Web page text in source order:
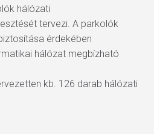
hálózati
tervezi. A parkolók
érdekében
hálózat megbízható
kb. 126 darab hálózati